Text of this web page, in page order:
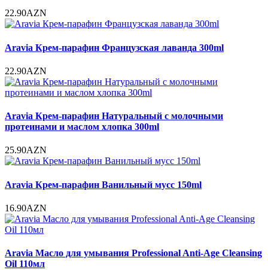
22.90AZN
Aravia Крем-парафин Французская лаванда 300ml
22.90AZN
Aravia Крем-парафин Натуральный с молочными
протеинами и маслом хлопка 300ml
25.90AZN
Aravia Крем-парафин Ванильный мусс 150ml
16.90AZN
Aravia Масло для умывания Professional Anti-Age Cleansing
Oil 110мл